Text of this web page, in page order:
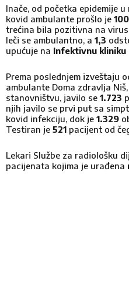
Inače, od početka epidemije
kovid ambulante prošlo je
trećina bila pozitivna na
leči se ambulantno, a 1,3
upućuje na Infektivnu kliniku
Prema poslednjem izveštaju
ambulante Doma zdravlja
stanovništvu, javilo se 1.723
njih javilo se prvi put sa
kovid infekciju, dok je 1.329
Testiran je 521 pacijent od
Lekari Službe za radiološku
pacijenata kojima je urađena